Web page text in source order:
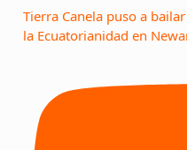
Tierra Canela puso a
la Ecuatorianidad en